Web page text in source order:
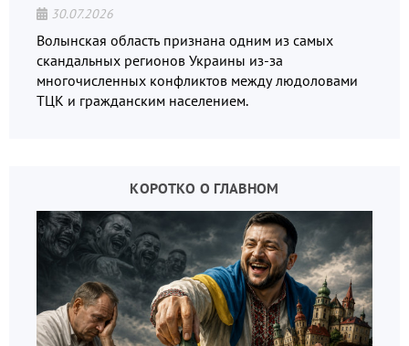
30.07.2026
Волынская область признана одним из самых
скандальных регионов Украины из-за
многочисленных конфликтов между людоловами
ТЦК и гражданским населением.
КОРОТКО О ГЛАВНОМ